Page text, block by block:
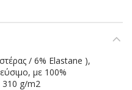
/ 6% Elastane ),
με 100%
310 g/m2